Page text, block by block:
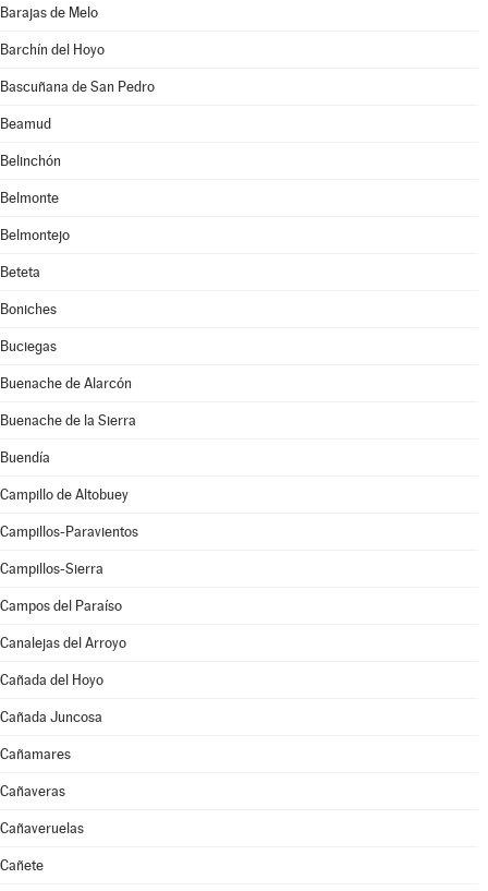
Barajas de Melo
Barchín del Hoyo
Bascuñana de San Pedro
Beamud
Belinchón
Belmonte
Belmontejo
Beteta
Boniches
Buciegas
Buenache de Alarcón
Buenache de la Sierra
Buendía
Campillo de Altobuey
Campillos-Paravientos
Campillos-Sierra
Campos del Paraíso
Canalejas del Arroyo
Cañada del Hoyo
Cañada Juncosa
Cañamares
Cañaveras
Cañaveruelas
Cañete